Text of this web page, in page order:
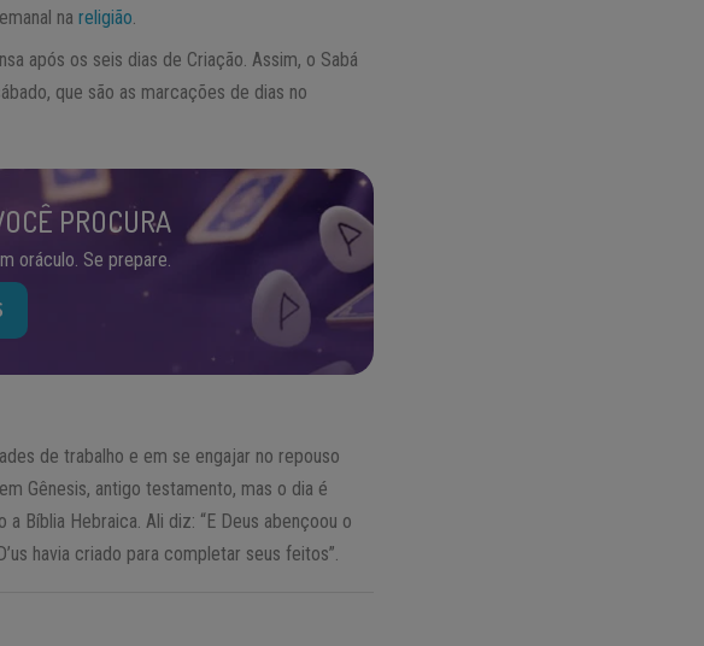
nareligião.
após os seis dias de Criação. Assim, o Sabá
que são as marcações de dias no
PROCURA
oráculo. Se prepare.
de trabalho e em se engajar no repouso
Gênesis, antigo testamento, mas o dia é
Bíblia Hebraica. Ali diz: “E Deus abençoou o
havia criado para completar seus feitos”.